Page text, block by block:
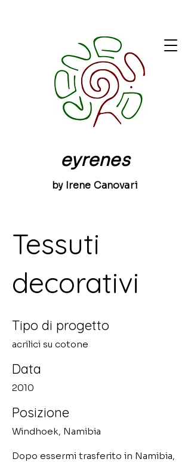
eyrenes
by Irene Canovari
Tessuti
decorativi
Tipo di progetto
acrilici su cotone
Data
2010
Posizione
Windhoek, Namibia
Dopo essermi trasferito in Namibia,